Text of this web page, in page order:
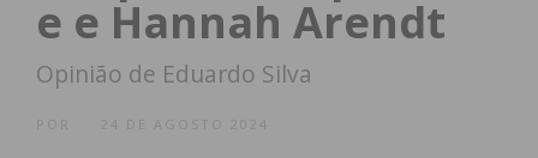
e e Hannah Arendt
Opinião de Eduardo Silva
24 DE AGOSTO 2024